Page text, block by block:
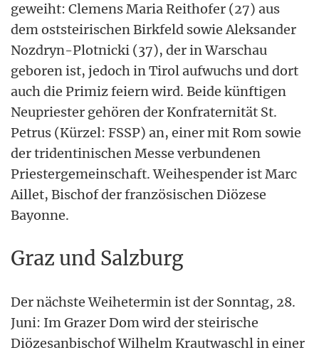
geweiht: Clemens Maria Reithofer (27) aus
dem oststeirischen Birkfeld sowie Aleksander
Nozdryn-Plotnicki (37), der in Warschau
geboren ist, jedoch in Tirol aufwuchs und dort
auch die Primiz feiern wird. Beide künftigen
Neupriester gehören der Konfraternität St.
Petrus (Kürzel: FSSP) an, einer mit Rom sowie
der tridentinischen Messe verbundenen
Priestergemeinschaft. Weihespender ist Marc
Aillet, Bischof der französischen Diözese
Bayonne.
Graz und Salzburg
Der nächste Weihetermin ist der Sonntag, 28.
Juni: Im Grazer Dom wird der steirische
Diözesanbischof Wilhelm Krautwaschl in einer